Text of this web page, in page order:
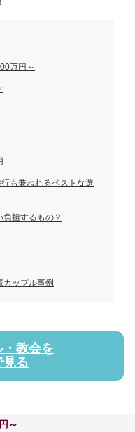
万円～
も兼ねれるベストな選
担するもの？
ップル事例
教会を
見る
～